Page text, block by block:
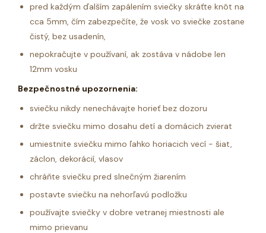
pred každým ďalším zapálením sviečky skráťte knôt na
cca 5mm, čím zabezpečíte, že vosk vo sviečke zostane
čistý, bez usadenín,
nepokračujte v používaní, ak zostáva v nádobe len
12mm vosku
Bezpečnostné upozornenia:
sviečku nikdy nenechávajte horieť bez dozoru
držte sviečku mimo dosahu detí a domácich zvierat
umiestnite sviečku mimo ľahko horiacich vecí - šiat,
záclon, dekorácií, vlasov
chráňte sviečku pred slnečným žiarením
postavte sviečku na nehorľavú podložku
používajte sviečky v dobre vetranej miestnosti ale
mimo prievanu